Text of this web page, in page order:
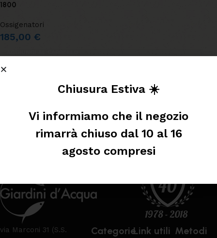
1800
Ossigenatori
185,00 €
Leggi tutto
via Marconi 31 (S.S.
CategorieLink utili Metodi
Chiusura Estiva ☀️
Vi informiamo che il negozio
rimarrà chiuso dal 10 al 16
agosto compresi